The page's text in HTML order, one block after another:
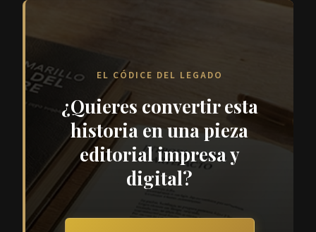
EL CÓDICE DEL LEGADO
¿Quieres convertir esta
historia en una pieza
editorial impresa y
digital?